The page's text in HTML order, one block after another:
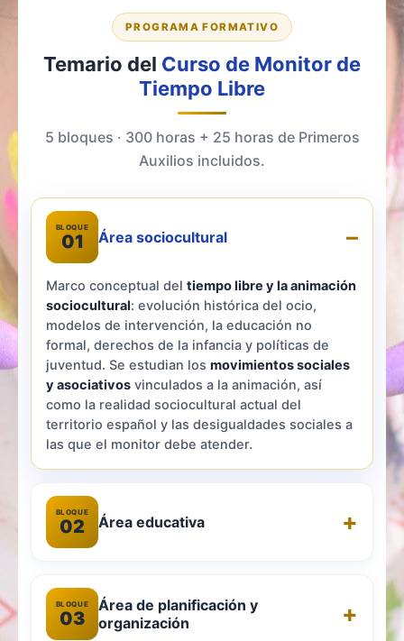
PROGRAMA FORMATIVO
Temario del Curso de Monitor de
Tiempo Libre
5 bloques · 300 horas + 25 horas de Primeros
Auxilios incluidos.
BLOQUE
01 Área sociocultural
Marco conceptual del tiempo libre y la animación
sociocultural: evolución histórica del ocio,
modelos de intervención, la educación no
formal, derechos de la infancia y políticas de
juventud. Se estudian los movimientos sociales
y asociativos vinculados a la animación, así
como la realidad sociocultural actual del
territorio español y las desigualdades sociales a
las que el monitor debe atender.
BLOQUE
02 Área educativa
BLOQUE
03
Área de planificación y
organización